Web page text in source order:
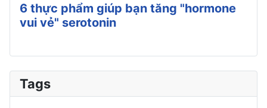
6 thực phẩm giúp bạn tăng "hormone
vui vẻ" serotonin
Tags